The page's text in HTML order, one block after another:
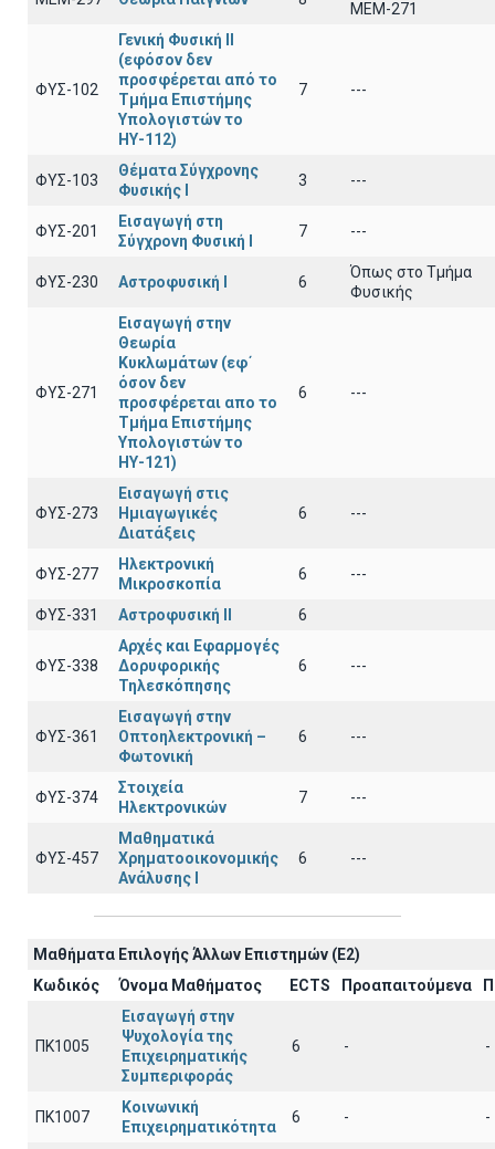
ΜΕΜ-271
ΦΥΣ-102
Γενική Φυσική ΙΙ
(εφόσον δεν
προσφέρεται από το
Τμήμα Επιστήμης
Υπολογιστών το
ΗΥ-112)
7 ---
ΦΥΣ-103
Θέματα Σύγχρονης
Φυσικής Ι
3 ---
ΦΥΣ-201
Εισαγωγή στη
Σύγχρονη Φυσική Ι
7 ---
ΦΥΣ-230 Αστροφυσική Ι 6
Όπως στο Τμήμα
Φυσικής
ΦΥΣ-271
Εισαγωγή στην
Θεωρία
Κυκλωμάτων (εφ΄
όσον δεν
προσφέρεται απο το
Τμήμα Επιστήμης
Υπολογιστών το
ΗΥ-121)
6 ---
ΦΥΣ-273
Εισαγωγή στις
Ημιαγωγικές
Διατάξεις
6 ---
ΦΥΣ-277
Ηλεκτρονική
Μικροσκοπία
6 ---
ΦΥΣ-331 Αστροφυσική ΙΙ 6
ΦΥΣ-338
Αρχές και Εφαρμογές
Δορυφορικής
Τηλεσκόπησης
6 ---
ΦΥΣ-361
Εισαγωγή στην
Οπτοηλεκτρονική –
Φωτονική
6 ---
ΦΥΣ-374
Στοιχεία
Ηλεκτρονικών
7 ---
ΦΥΣ-457
Μαθηματικά
Χρηματοοικονομικής
Ανάλυσης Ι
6 ---
Μαθήματα Επιλογής Άλλων Επιστημών (Ε2)
Κωδικός
Όνομα Μαθήματος ECTS Προαπαιτούμενα
ΠΚ1005
Εισαγωγή στην
Ψυχολογία της
Επιχειρηματικής
Συμπεριφοράς
6 - -
ΠΚ1007
Κοινωνική
Επιχειρηματικότητα
6 - -